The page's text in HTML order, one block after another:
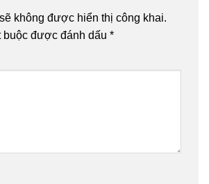
không được hiển thị công khai.
được đánh dấu *